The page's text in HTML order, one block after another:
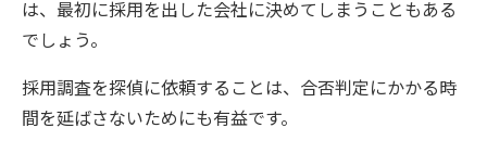
は、最初に採用を出した会社に決めてしまうこともある
でしょう。
採用調査を探偵に依頼することは、合否判定にかかる時
間を延ばさないためにも有益です。